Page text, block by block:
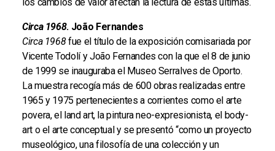
Circa 1968. João Fernandes
Circa 1968fue el título de la exposición comisariada por
Vicente Todolí y João Fernandes con la que el 8 de junio
de 1999 se inauguraba el Museo Serralves de Oporto.
La muestra recogía más de 600 obras realizadas entre
1965 y 1975 pertenecientes a corrientes como el arte
povera, el land art, la pintura neo-expresionista, el body-
art o el arte conceptual y se presentó “como un proyecto
museológico, una filosofía de una colección y un